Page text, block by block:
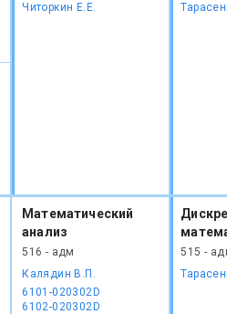
Читоркин Е.Е.
Математический
анализ
516 - адм
Калядин В.П.
6101-020302D
6102-020302D
515 -